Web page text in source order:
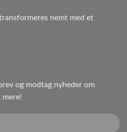
nemt med et
og modtag nyheder om
mere!